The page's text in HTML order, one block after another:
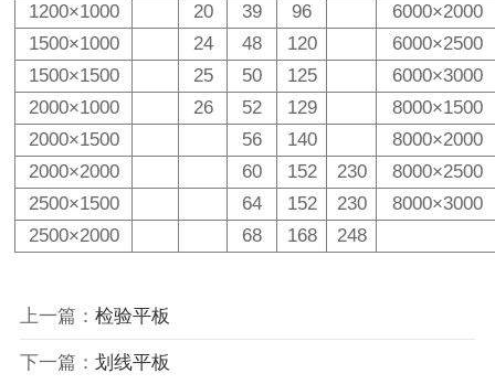
1200×1000
20 39 96
6000×2000
1500×1000
24 48 120
6000×2500
1500×1500
25 50 125
6000×3000
2000×1000
26 52 129
8000×1500
2000×1500
56 140
8000×2000
2000×2000
60 152 230
8000×2500
2500×1500
64 152 230
8000×3000
2500×2000
68 168 248
上一篇： 检验平板
下一篇： 划线平板